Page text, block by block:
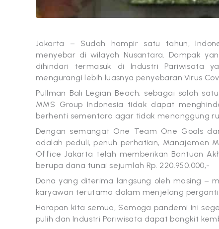
Jakarta – Sudah hampir satu tahun,
menyebar di wilayah Nusantara. Dampak
dihindari termasuk di Industri Pariwisata
mengurangi lebih luasnya penyebaran Virus
Pullman Bali Legian Beach, sebagai salah
MMS Group Indonesia tidak dapat
berhenti sementara agar tidak menanggung
Dengan semangat One Team One Goals
adalah peduli, penuh perhatian, Manajemen
Office Jakarta telah memberikan Bantuan
berupa dana tunai sejumlah Rp. 220.950.000,-
Dana yang diterima langsung oleh masing –
karyawan terutama dalam menjelang
Harapan kita semua, Semoga pandemi ini
pulih dan Industri Pariwisata dapat bangkit